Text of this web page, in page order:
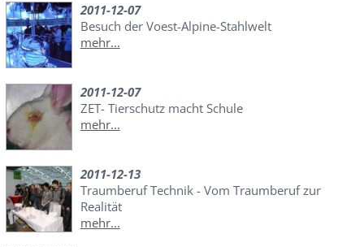
2011-12-07
Besuch der Voest-Alpine-Stahlwelt
mehr...
2011-12-07
ZET- Tierschutz macht Schule
mehr...
2011-12-13
Traumberuf Technik - Vom Traumberuf zur
Realität
mehr...